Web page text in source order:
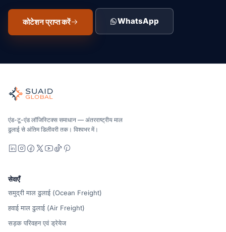
कोटेशन प्राप्त करें WhatsApp
वैश्विक महासागर, वायु, जमीन, सीमा शुल्क और भंडारण के लिए स्वतंत्र माल
महासागर, वायु और ज़मीन - वाहक-तटस्थ रूप से तुलना की गई, सभी को उद्धृत
Suaid Global वाहक क्षमता नहीं बेचता है। प्रत्येक लेन की तुलना समुद्र,
एंड-टू-एंड लॉजिस्टिक्स समाधान — अंतरराष्ट्रीय माल
ढुलाई से अंतिम डिलीवरी तक। विश्वभर में।
LinkedIn
Instagram
Facebook
X YouTube
TikTok
सेवाएँ
समुद्री माल ढुलाई (Ocean Freight)
हवाई माल ढुलाई (Air Freight)
सड़क परिवहन एवं ड्रेयेज